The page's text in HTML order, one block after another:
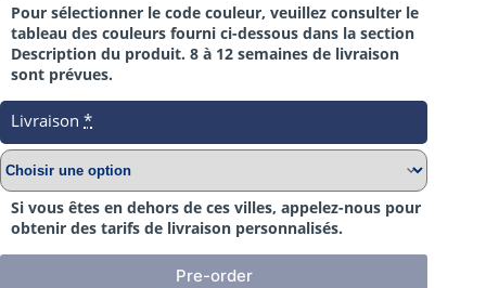
Pour sélectionner le code couleur, veuillez consulter le
tableau des couleurs fourni ci-dessous dans la section
Description du produit. 8 à 12 semaines de livraison
sont prévues.
Livraison *
Si vous êtes en dehors de ces villes, appelez-nous pour
obtenir des tarifs de livraison personnalisés.
Pre-order